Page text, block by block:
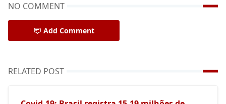
NO COMMENT
Add Comment
RELATED POST